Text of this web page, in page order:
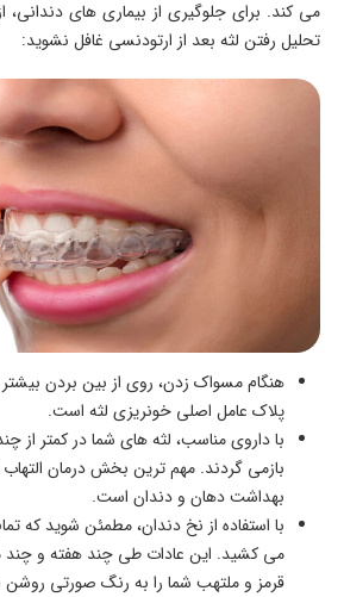
می ‌کند. برای جلوگیری از بیماری ‌های دندانی،
تحلیل رفتن لثه بعد از ارتودنسی غافل نشوید:
هنگام مسواک زدن، روی از بین بردن بیشتر
پلاک عامل اصلی خونریزی لثه است.
با داروی مناسب، لثه ‌های شما در کمتر از
بازمی‌ گردند. مهم ‌ترین بخش درمان
بهداشت دهان و دندان است.
با استفاده از نخ دندان، مطمئن شوید که
می‌ کشید. این عادات طی چند هفته و چند
قرمز و ملتهب شما را به رنگ صورتی روشن